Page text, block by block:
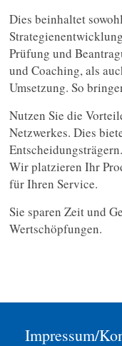
Dies beinhaltet
Prüfung und
und Coaching, als
Umsetzung. So
Nutzen Sie die
Netzwerkes. Dies
Entscheidungsträgern.
Wir platzieren Ihr
für Ihren Service.
Sie sparen Zeit und
Wertschöpfungen.
Impressum/